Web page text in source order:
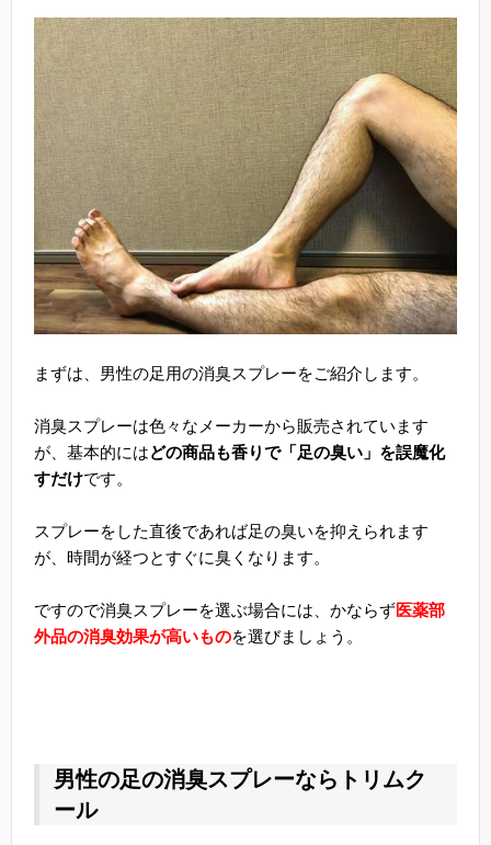
まずは、男性の足用の消臭スプレーをご紹介します。
消臭スプレーは色々なメーカーから販売されています
が、基本的にはどの商品も香りで「足の臭い」を誤魔化
すだけです。
スプレーをした直後であれば足の臭いを抑えられます
が、時間が経つとすぐに臭くなります。
ですので消臭スプレーを選ぶ場合には、かならず医薬部
外品の消臭効果が高いものを選びましょう。
男性の足の消臭スプレーならトリムク
ール